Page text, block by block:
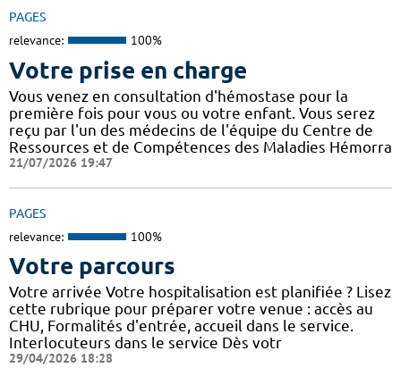
PAGES
relevance: 100%
Votre prise en charge
Vous venez en consultation d'hémostase pour la
première fois pour vous ou votre enfant. Vous serez
reçu par l'un des médecins de l'équipe du Centre de
Ressources et de Compétences des Maladies Hémorra
21/07/2026 19:47
PAGES
relevance: 100%
Votre parcours
Votre arrivée Votre hospitalisation est planifiée ? Lisez
cette rubrique pour préparer votre venue : accès au
CHU, Formalités d'entrée, accueil dans le service.
Interlocuteurs dans le service Dès votr
29/04/2026 18:28